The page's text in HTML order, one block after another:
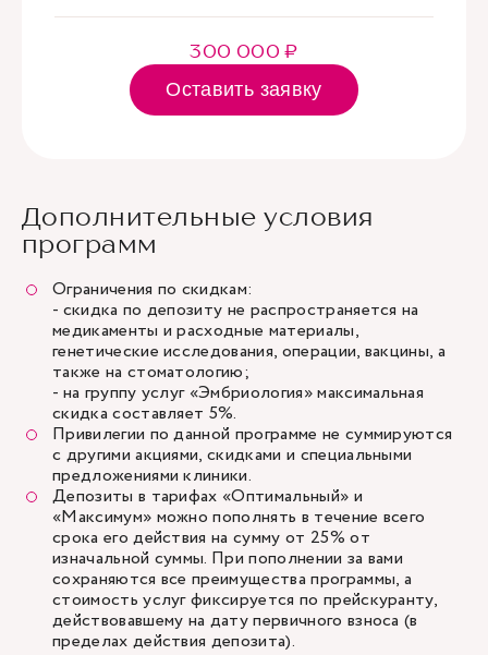
300 000 ₽
Оставить заявку
Дополнительные условия
программ
Ограничения по скидкам:
- скидка по депозиту не распространяется на
медикаменты и расходные материалы,
генетические исследования, операции, вакцины, а
также на стоматологию;
- на группу услуг «Эмбриология» максимальная
скидка составляет 5%.
Привилегии по данной программе не суммируются
с другими акциями, скидками и специальными
предложениями клиники.
Депозиты в тарифах «Оптимальный» и
«Максимум» можно пополнять в течение всего
срока его действия на сумму от 25% от
изначальной суммы. При пополнении за вами
сохраняются все преимущества программы, а
стоимость услуг фиксируется по прейскуранту,
действовавшему на дату первичного взноса (в
пределах действия депозита).